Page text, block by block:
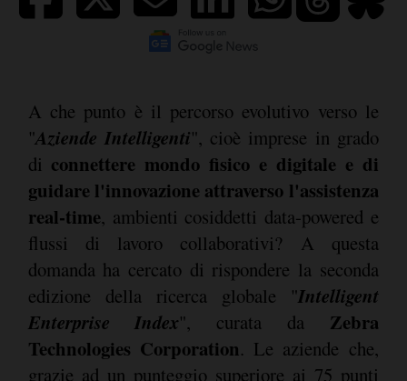
A che punto è il percorso evolutivo verso le
"Aziende Intelligenti", cioè imprese in grado
di connettere mondo fisico e digitale e di
guidare l'innovazione attraverso l'assistenza
real-time, ambienti cosiddetti data-powered e
flussi di lavoro collaborativi? A questa
domanda ha cercato di rispondere la seconda
edizione della ricerca globale "Intelligent
Enterprise Index", curata da Zebra
Technologies Corporation. Le aziende che,
grazie ad un punteggio superiore ai 75 punti